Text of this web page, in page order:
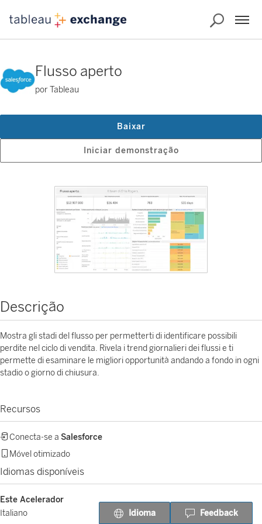
Flusso aperto
por Tableau
Iniciar demonstração
Baixar
Descrição
Mostra gli stadi del flusso per permetterti di identificare possibili
perdite nel ciclo di vendita. Rivela i trend giornalieri dei flussi e ti
permette di esaminare le migliori opportunità andando a fondo in ogni
stadio o giorno di chiusura.
Recursos
Conecta-se a Salesforce
Móvel otimizado
Idiomas disponíveis
Este Acelerador
Italiano
Idioma Feedback